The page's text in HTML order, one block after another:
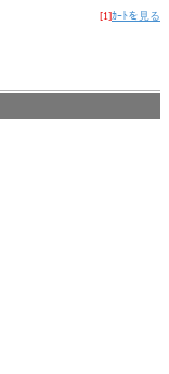
[1]ｶｰﾄを見る